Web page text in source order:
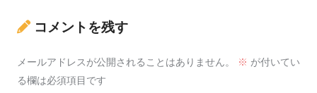
コメントを残す
メールアドレスが公開されることはありません。 ※ が付いてい
る欄は必須項目です